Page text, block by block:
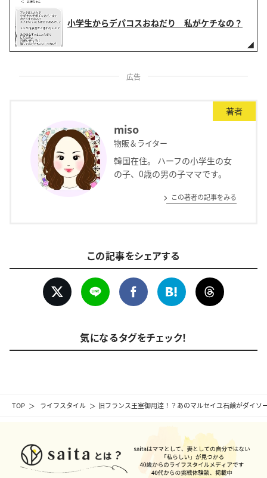
TOP ライフスタイル 旧フランス王室御用達！？あのマルセイユ石鹸がダイソ
小学生からデパコスおねだり 私がケチなの？
広告
著者
miso
物販＆ライター
韓国在住。 ハーフの小学生の女
の子、0歳の男の子ママです。
この著者の記事をみる
この記事をシェアする
気になるタグをチェック！